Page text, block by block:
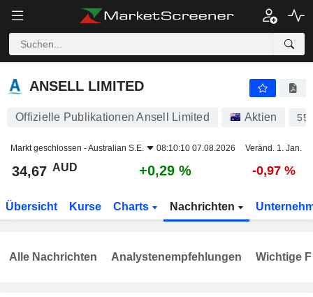
ANSELL LIMITED
ANSELL LIMITED
Offizielle Publikationen Ansell Limited Aktien
Markt geschlossen -Australian S.E. 08:10:10 07.08.2026 Veränd. 1. Jan.
34,67 AUD +0,29 % -0,97 %
Übersicht Kurse Charts Nachrichten
Alle Nachrichten Analystenempfehlungen Wichtige